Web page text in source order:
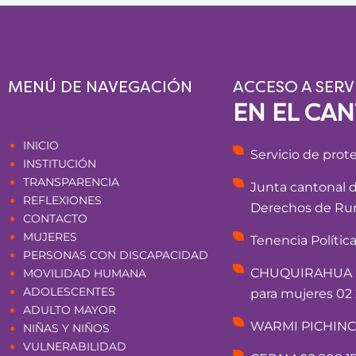
MENÚ DE NAVEGACIÓN
INICIO
INSTITUCIÓN
TRANSPARENCIA
REFLEXIONES
CONTACTO
MUJERES
PERSONAS CON DISCAPACIDAD
MOVILIDAD HUMANA
ADOLESCENTES
ADULTO MAYOR
NIÑAS Y NIÑOS
VULNERABILIDAD
ACCESO A
EN EL
Servicio de
Junta cantonal
Derechos de
Tenencia
para mujeres 02
WARMI